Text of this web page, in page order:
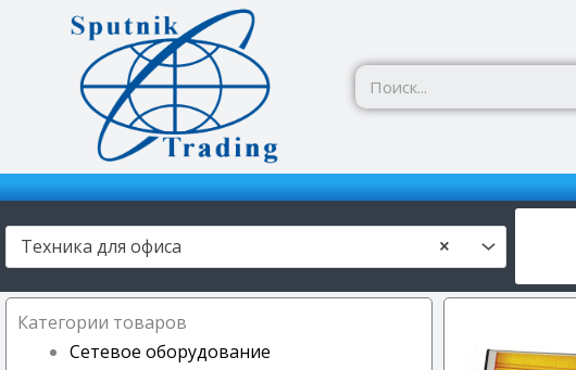
Перейти
содержимому
×
Техника для офиса
Категории товаров
Сетевое оборудование